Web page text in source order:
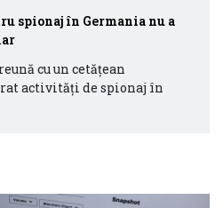
spionaj în Germania nu a
cu un cetăţean
activități de spionaj în